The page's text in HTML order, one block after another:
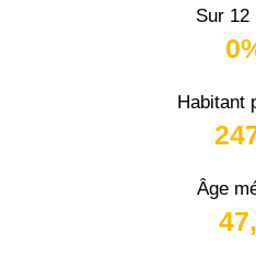
Sur 12
Habitant
Âge